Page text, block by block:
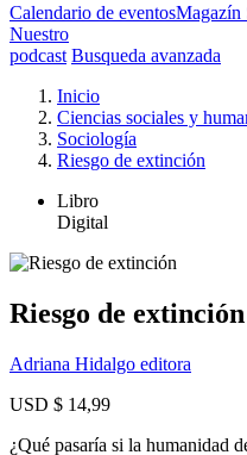
Calendario de eventosMagazín
Nuestro
podcast Busqueda avanzada
Inicio
Ciencias sociales y
Sociología
Riesgo de extinción
Libro
Digital
Riesgo de extinción
Adriana Hidalgo editora
USD $ 14,99
¿Qué pasaría si la humanidad